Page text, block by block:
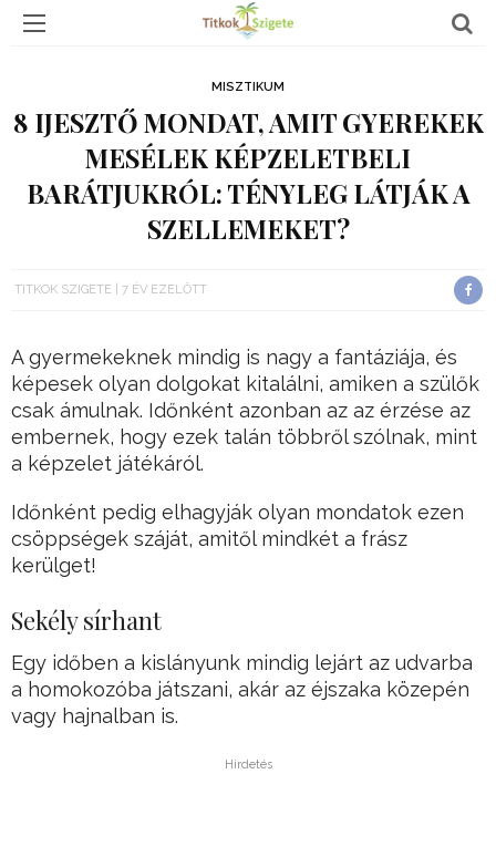
MISZTIKUM
8 IJESZTŐ MONDAT, AMIT GYEREKEK
MESÉLEK KÉPZELETBELI
BARÁTJUKRÓL: TÉNYLEG LÁTJÁK A
SZELLEMEKET?
TITKOK SZIGETE 7 ÉV EZELŐTT
A gyermekeknek mindig is nagy a fantáziája, és
képesek olyan dolgokat kitalálni, amiken a szülők
csak ámulnak. Időnként azonban az az érzése az
embernek, hogy ezek talán többről szólnak, mint
a képzelet játékáról.
Időnként pedig elhagyják olyan mondatok ezen
csöppségek száját, amitől mindkét a frász
kerülget!
Sekély sírhant
Egy időben a kislányunk mindig lejárt az udvarba
a homokozóba játszani, akár az éjszaka közepén
vagy hajnalban is.
Hirdetés